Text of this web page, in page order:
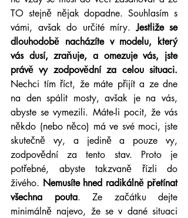
TO stejně nějak dopadne. Souhlasím s
vámi, avšak do určité míry. Jestliže se
dlouhodobě nacházíte v modelu, který
vás dusí, zraňuje, a omezuje vás, jste
právě vy zodpovědní za celou situaci.
Nechci tím říct, že máte přijít a ze dne
na den spálit mosty, avšak je na vás,
abyste se vymezili. Máte-li pocit, že vás
někdo (nebo něco) má ve své moci, jste
skutečně vy, a jedině a pouze vy,
zodpovědní za tento stav. Proto je
potřebné, abyste takzvaně řízli do
živého. Nemusíte hned radikálně přetínat
všechna pouta. Ze začátku dejte
minimálně najevo, že se v dané situaci